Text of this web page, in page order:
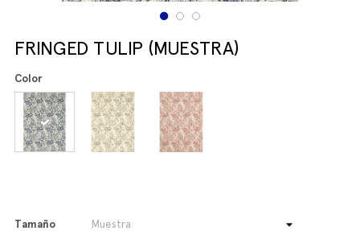
FRINGED TULIP (MUESTRA)
Color
Tamaño